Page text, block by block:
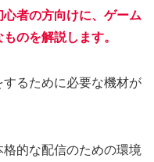
者の方向けに、ゲーム
のを解説します。
るために必要な機材が
的な配信のための環境